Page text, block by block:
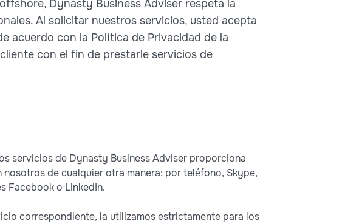
Dynasty Business Adviser respeta la
Al solicitar nuestros servicios, usted acepta
acuerdo con la Política de Privacidad de la
con el fin de prestarle servicios de
servicios de Dynasty Business Adviser proporciona
de cualquier otra manera: por teléfono, Skype,
Facebook o LinkedIn.
correspondiente, la utilizamos estrictamente para los